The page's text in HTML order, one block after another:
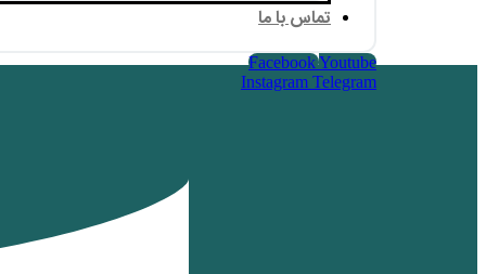
تماس با ما
FacebookYoutube
Instagram Telegram